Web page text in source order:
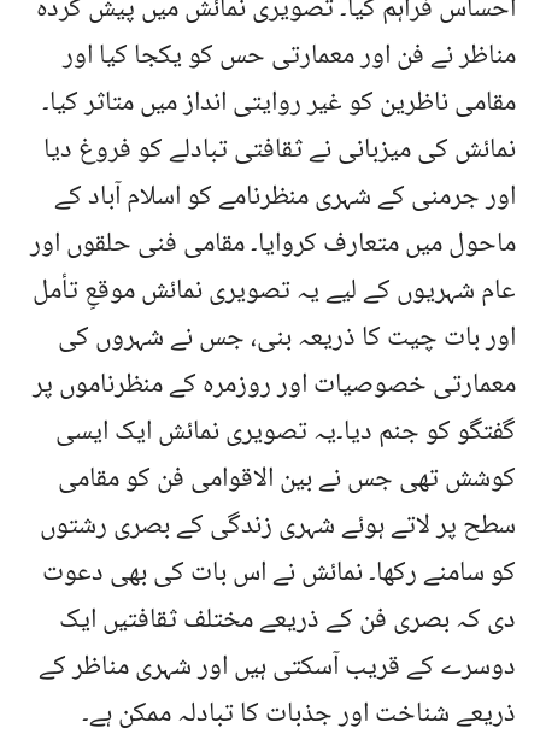
مناظر نے فن اور معمارتی حس کو یکجا کیا اور
مقامی ناظرین کو غیر روایتی انداز میں متاثر کیا۔
نمائش کی میزبانی نے ثقافتی تبادلے کو فروغ دیا
اور جرمنی کے شہری منظرنامے کو اسلام آباد کے
ماحول میں متعارف کروایا۔ مقامی فنی حلقوں اور
عام شہریوں کے لیے یہ تصویری نمائش موقعِ تأمل
اور بات چیت کا ذریعہ بنی، جس نے شہروں کی
معمارتی خصوصیات اور روزمرہ کے منظرناموں پر
گفتگو کو جنم دیا۔یہ تصویری نمائش ایک ایسی
کوشش تھی جس نے بین الاقوامی فن کو مقامی
سطح پر لاتے ہوئے شہری زندگی کے بصری رشتوں
کو سامنے رکھا۔ نمائش نے اس بات کی بھی دعوت
دی کہ بصری فن کے ذریعے مختلف ثقافتیں ایک
دوسرے کے قریب آسکتی ہیں اور شہری مناظر کے
ذریعے شناخت اور جذبات کا تبادلہ ممکن ہے۔